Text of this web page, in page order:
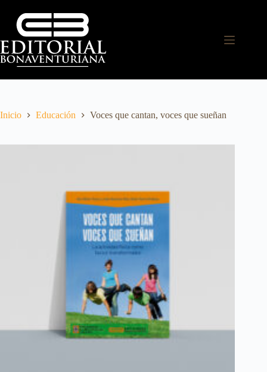
Inicio Educación Voces que cantan, voces que sueñan